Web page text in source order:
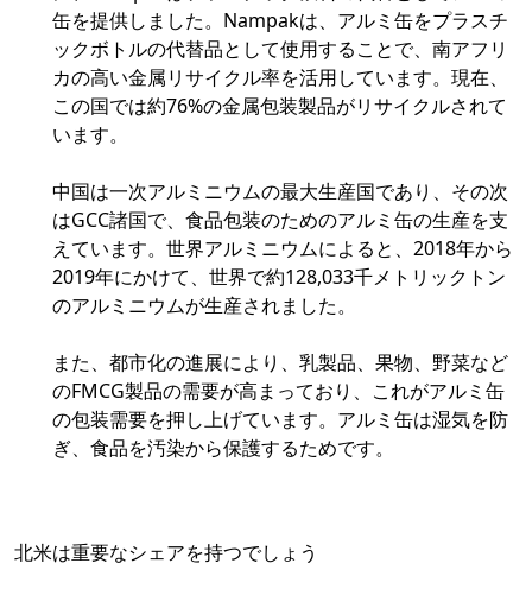
缶を提供しました。Nampakは、アルミ缶をプラスチ
ックボトルの代替品として使用することで、南アフリ
カの高い金属リサイクル率を活用しています。現在、
この国では約76%の金属包装製品がリサイクルされて
います。
中国は一次アルミニウムの最大生産国であり、その次
はGCC諸国で、食品包装のためのアルミ缶の生産を支
えています。世界アルミニウムによると、2018年から
2019年にかけて、世界で約128,033千メトリックトン
のアルミニウムが生産されました。
また、都市化の進展により、乳製品、果物、野菜など
のFMCG製品の需要が高まっており、これがアルミ缶
の包装需要を押し上げています。アルミ缶は湿気を防
ぎ、食品を汚染から保護するためです。
北米は重要なシェアを持つでしょう